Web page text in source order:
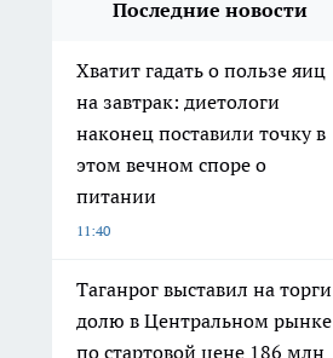
Последние новости
Хватит гадать о пользе яиц
на завтрак: диетологи
наконец поставили точку в
этом вечном споре о
питании
11:40
Таганрог выставил на торги
долю в Центральном рынке
по стартовой цене 186 млн